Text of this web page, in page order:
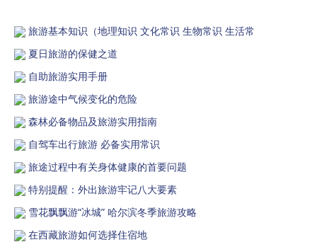
旅游基本知识（地理知识 文化常识 生物常识 生活常
夏日旅游的保健之道
自助旅游实用手册
旅游途中气候变化的危险
森林必备物品及旅游实用指南
自驾车出行旅游 必备实用常识
旅途过程中有关身体健康的首要问题
特别提醒：外出旅游牢记八大要素
雪花飘飘游“冰城” 哈尔滨冬季旅游攻略
在西藏旅游如何选择住宿地